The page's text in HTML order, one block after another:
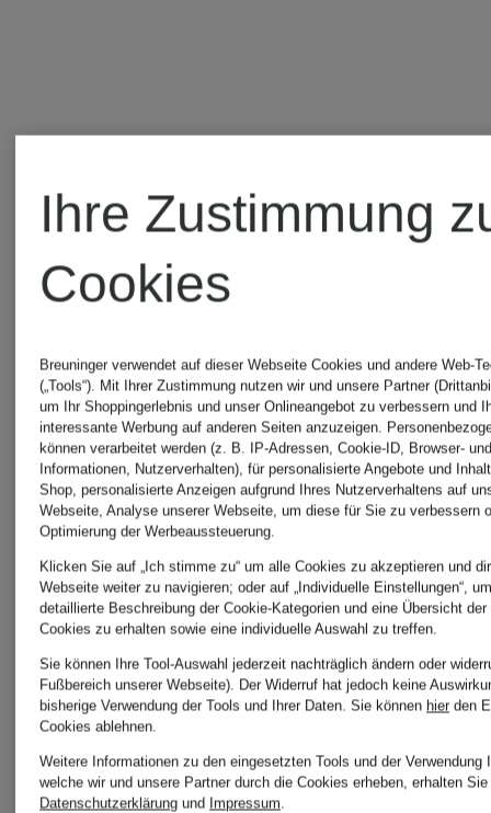
UNSERE
BELIEBTESTEN
ARTIKEL VON
CHRISTIAN
FISCHBACHER
Ihre Zustimmung
Cookies
Breuninger verwendet auf dieser Webseite Cookies und andere Web-
(„Tools“). Mit Ihrer Zustimmung nutzen wir und unsere Partner
um Ihr Shoppingerlebnis und unser Onlineangebot zu verbessern und
interessante Werbung auf anderen Seiten anzuzeigen.
können verarbeitet werden (z. B. IP-Adressen, Cookie-ID, Browser-
Informationen, Nutzerverhalten), für personalisierte Angebote und
Shop, personalisierte Anzeigen aufgrund Ihres Nutzerverhaltens auf
Webseite, Analyse unserer Webseite, um diese für Sie zu verbessern
Optimierung der Werbeaussteuerung.
Klicken Sie auf „Ich stimme zu“ um alle Cookies zu akzeptieren und
Webseite weiter zu navigieren; oder auf „Individuelle Einstellungen“,
detaillierte Beschreibung der Cookie-Kategorien und eine Übersicht
Cookies zu erhalten sowie eine individuelle Auswahl zu treffen.
Sie können Ihre Tool-Auswahl jederzeit nachträglich ändern oder
Fußbereich unserer Webseite). Der Widerruf hat jedoch keine
bisherige Verwendung der Tools und Ihrer Daten. Sie können hier den
Cookies ablehnen.
Weitere Informationen zu den eingesetzten Tools und der Verwendung
welche wir und unsere Partner durch die Cookies erheben, erhalten
Datenschutzerklärung und Impressum.